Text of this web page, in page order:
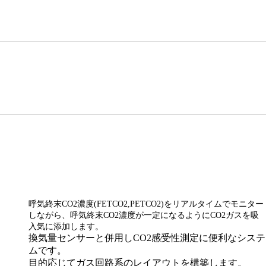
呼気終末CO2濃度(FETCO2,PETCO2)をリアルタイムでモニター
しながら、呼気終末CO2濃度が一定になるようにCO2ガスを吸
入気に添加します。
換気量センサーと併用しCO2感受性測定に便利なシステ
ムです。
目的応じてガス回路系のレイアウトを構築します。